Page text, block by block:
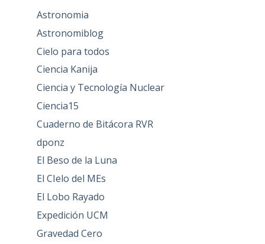
Astronomia
Astronomiblog
Cielo para todos
Ciencia Kanija
Ciencia y Tecnología Nuclear
Ciencia15
Cuaderno de Bitácora RVR
dponz
El Beso de la Luna
El CIelo del MEs
El Lobo Rayado
Expedición UCM
Gravedad Cero